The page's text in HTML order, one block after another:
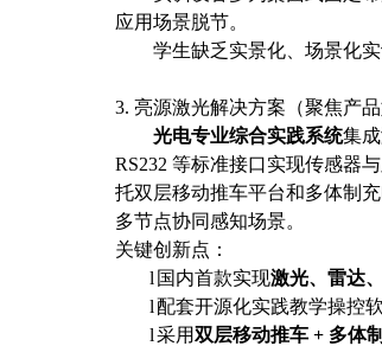
应用场景脱节。
学生缺乏实景化、场景化
3. 亮源激光解决方案（聚焦产
光电专业综合实践系统集
RS232 等标准接口实现传感器
托双层移动推车平台和多体制
多节点协同感知场景。
关键创新点：
l 国内首款实现激光、雷达
l配套开源化实践教学操控
l采用双层移动推车 + 多体